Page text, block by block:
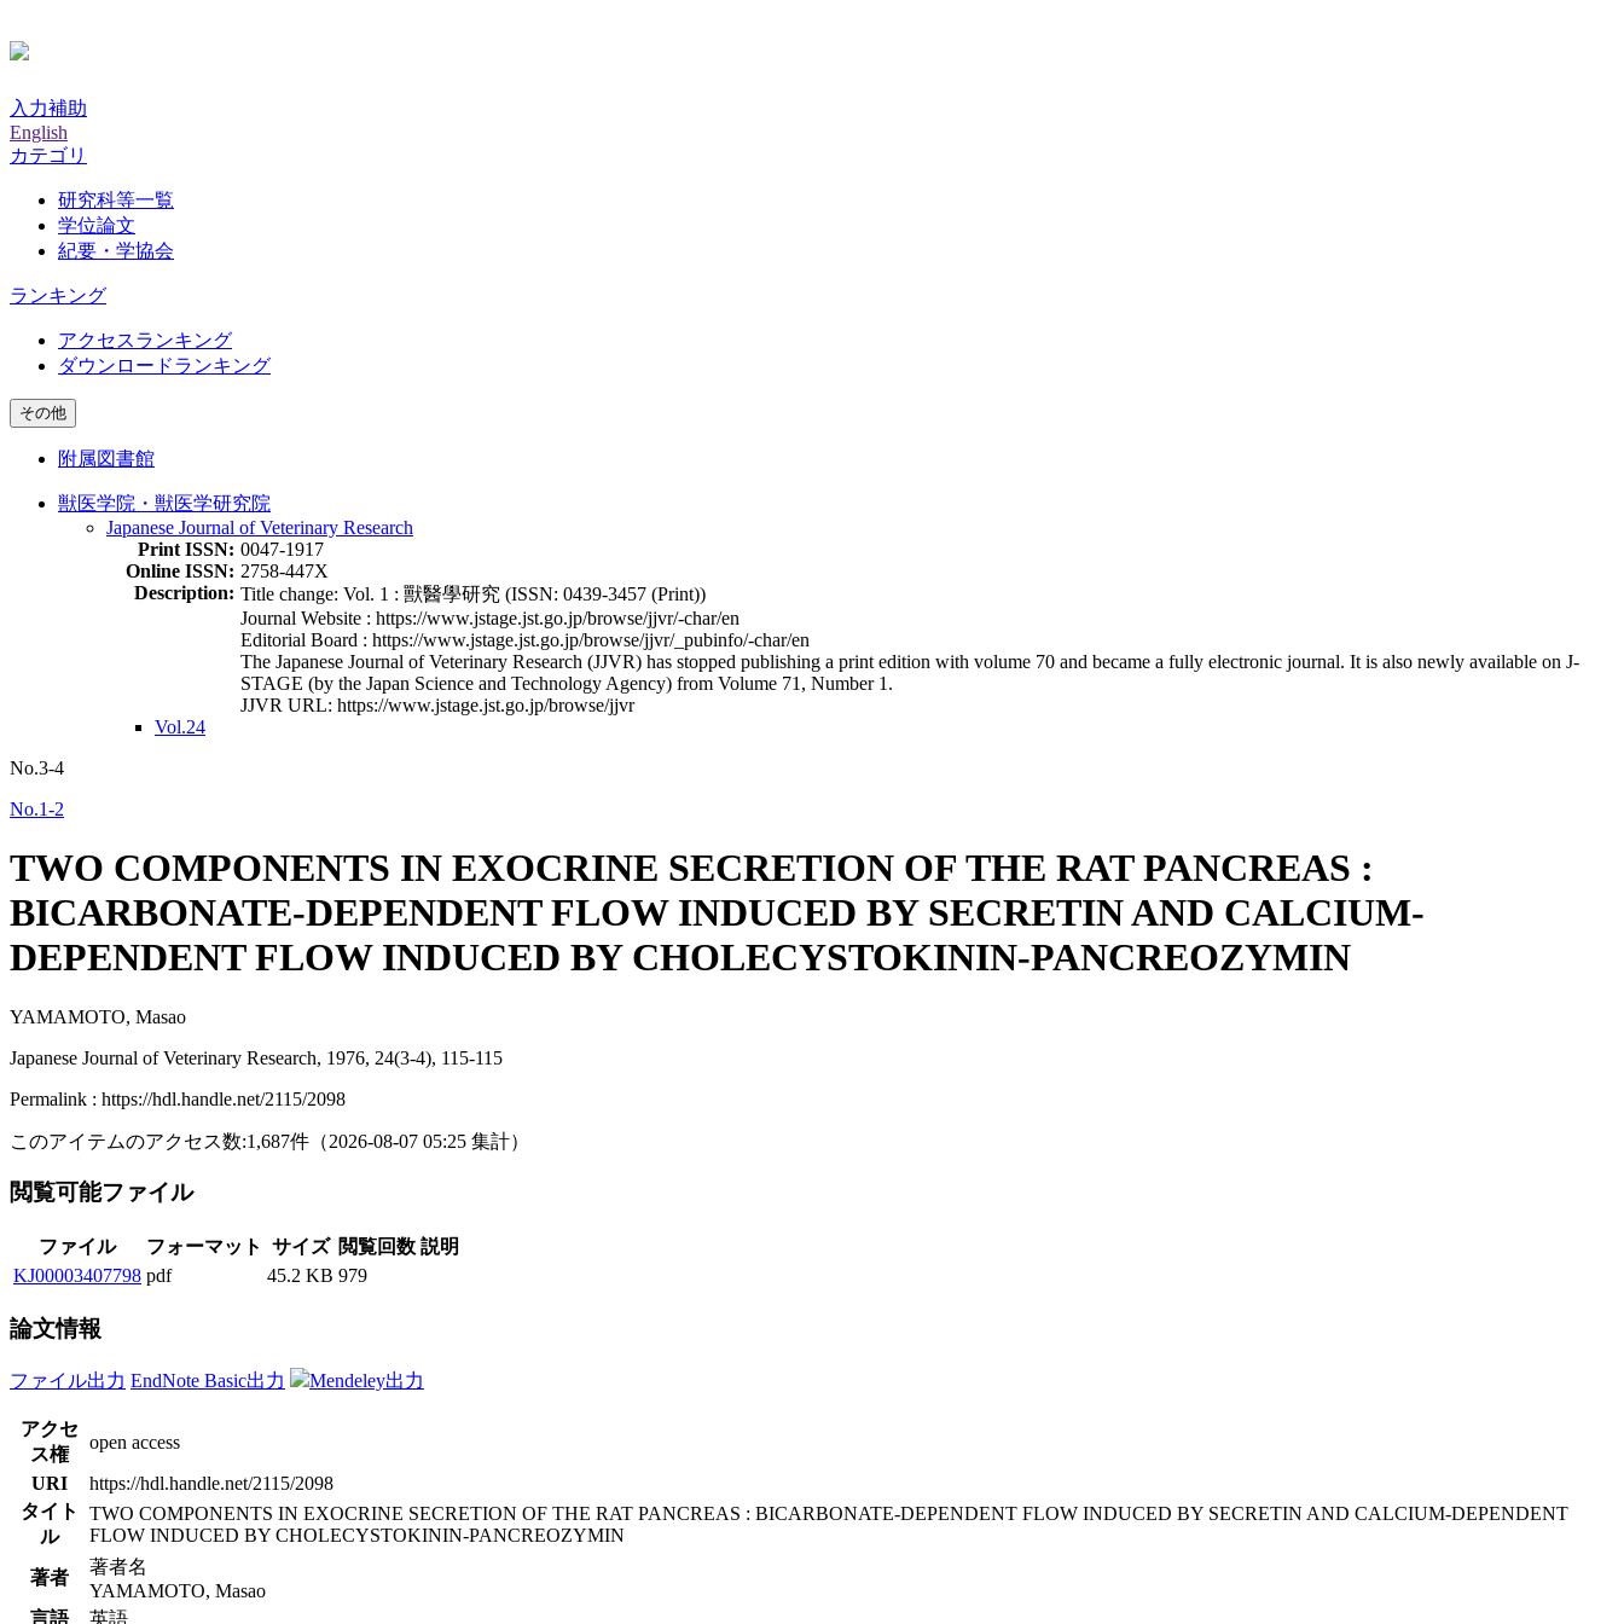
入力補助
English
カテゴリ
研究科等一覧
学位論文
紀要・学協会
ランキング
アクセスランキング
ダウンロードランキング
その他
附属図書館
獣医学院・獣医学研究院
Japanese Journal of Veterinary Research
Print ISSN: 0047-1917
Online ISSN: 2758-447X
Description: Title change: Vol. 1 : 獸醫學研究 (ISSN: 0439-3457 (Print))
Journal Website : https://www.jstage.jst.go.jp/browse/jjvr/-char/en
Editorial Board : https://www.jstage.jst.go.jp/browse/jjvr/_pubinfo/-char/en
The Japanese Journal of Veterinary Research (JJVR) has stopped publishing a print edition with volume 70 and became a fully electronic journal. It is also newly available on J-
STAGE (by the Japan Science and Technology Agency) from Volume 71, Number 1.
JJVR URL: https://www.jstage.jst.go.jp/browse/jjvr
Vol.24
No.3-4
No.1-2
TWO COMPONENTS IN EXOCRINE SECRETION OF THE RAT PANCREAS :
BICARBONATE-DEPENDENT FLOW INDUCED BY SECRETIN AND CALCIUM-
DEPENDENT FLOW INDUCED BY CHOLECYSTOKININ-PANCREOZYMIN
YAMAMOTO, Masao
Japanese Journal of Veterinary Research, 1976, 24(3-4), 115-115
Permalink : https://hdl.handle.net/2115/2098
このアイテムのアクセス数:1,687件 （2026-08-07 05:25 集計）
閲覧可能ファイル
ファイル フォーマット サイズ 閲覧回数 説明
KJ00003407798 pdf 45.2 KB 979
論文情報
ファイル出力 EndNote Basic出力 Mendeley出力
アクセ
ス権
open access
URI
https://hdl.handle.net/2115/2098
タイト
ル
TWO COMPONENTS IN EXOCRINE SECRETION OF THE RAT PANCREAS : BICARBONATE-DEPENDENT FLOW INDUCED BY SECRETIN AND CALCIUM-DEPENDENT
FLOW INDUCED BY CHOLECYSTOKININ-PANCREOZYMIN
著者
著者名
YAMAMOTO, Masao
言語
英語